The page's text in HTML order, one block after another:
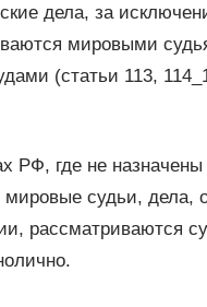
дела, за
мировыми
(статьи 113,
РФ, где не
мировые судьи, дела,
рассматриваются